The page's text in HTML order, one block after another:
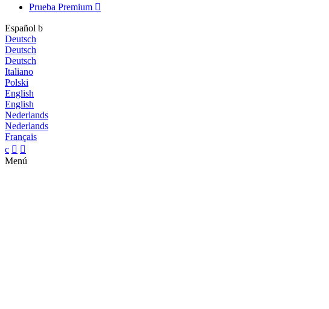
Prueba Premium 
Español b
Deutsch
Deutsch
Deutsch
Italiano
Polski
English
English
Nederlands
Nederlands
Français
c  
Menú